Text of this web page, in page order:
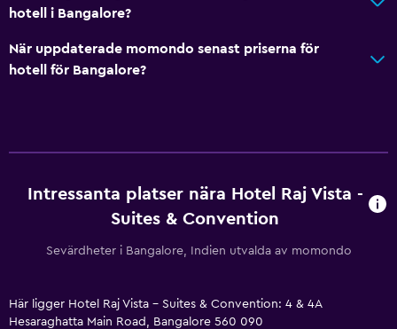
hotell i Bangalore?
När uppdaterade momondo senast priserna för
hotell för Bangalore?
Intressanta platser nära Hotel Raj Vista -
Suites & Convention
Sevärdheter i Bangalore, Indien utvalda av momondo
Här ligger Hotel Raj Vista - Suites & Convention: 4 & 4A
Hesaraghatta Main Road, Bangalore 560 090